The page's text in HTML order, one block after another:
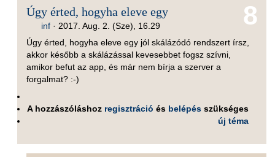
8
Úgy érted, hogyha eleve egy
inf· 2017. Aug. 2. (Sze), 16.29
Úgy érted, hogyha eleve egy jól skálázódó rendszert írsz,
akkor később a skálázással kevesebbet fogsz szívni,
amikor befut az app, és már nem bírja a szerver a
forgalmat? :-)
A hozzászóláshoz regisztráció és belépés szükséges
új téma